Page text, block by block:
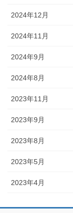
2024年12月
2024年11月
2024年9月
2024年8月
2023年11月
2023年9月
2023年8月
2023年5月
2023年4月